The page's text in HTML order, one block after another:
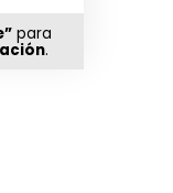
para
.